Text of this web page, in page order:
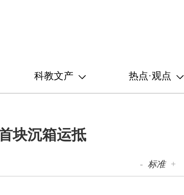
科教文产 热点·观点
块沉箱运抵
- 标准 +